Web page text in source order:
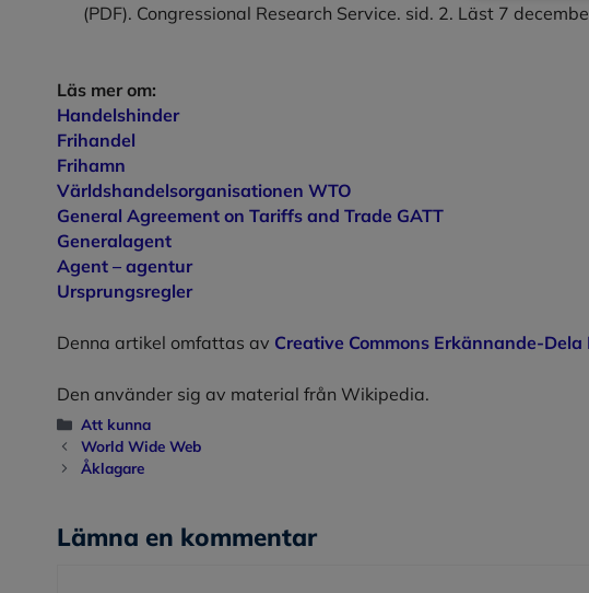
(PDF). Congressional Research Service. sid. 2. Läst 7
Läs mer om:
Handelshinder
Frihandel
Frihamn
Världshandelsorganisationen WTO
General Agreement on Tariffs and Trade GATT
Generalagent
Agent – agentur
Ursprungsregler
Denna artikel omfattas av Creative Commons Erkännande-Dela
Den använder sig av material från Wikipedia.
Kategorier
Att kunna
World Wide Web
Åklagare
Lämna en kommentar